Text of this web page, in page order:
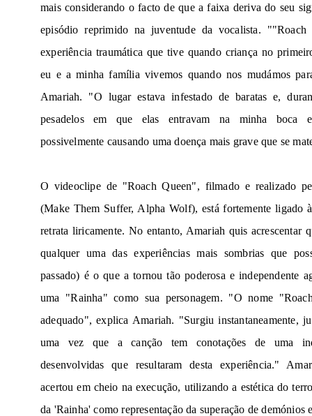
mais considerando o facto de que a faixa deriva do seu
episódio reprimido na juventude da vocalista.
experiência traumática que tive quando criança no
eu e a minha família vivemos quando nos mudámos
Amariah. "O lugar estava infestado de baratas e,
pesadelos em que elas entravam na minha boca
possivelmente causando uma doença mais grave que se
O videoclipe de "Roach Queen", filmado e realizado
(Make Them Suffer, Alpha Wolf), está fortemente ligado
retrata liricamente. No entanto, Amariah quis acrescentar
qualquer uma das experiências mais sombrias que
passado) é o que a tornou tão poderosa e independente
uma "Rainha" como sua personagem. "O nome
adequado", explica Amariah. "Surgiu instantaneamente,
uma vez que a canção tem conotações de uma
desenvolvidas que resultaram desta experiência."
acertou em cheio na execução, utilizando a estética do
da 'Rainha' como representação da superação de demónios